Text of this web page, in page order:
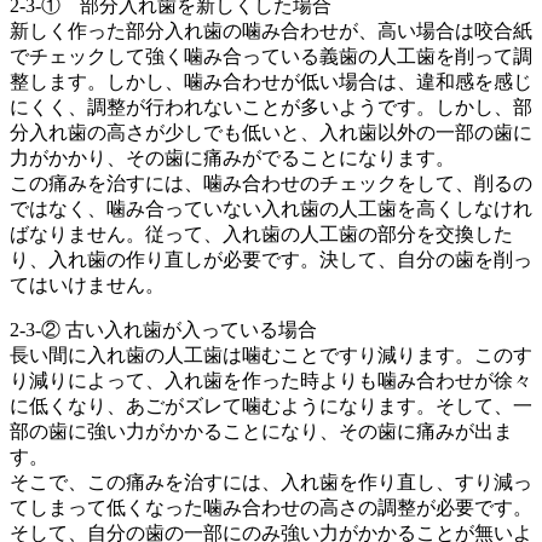
2-3-① 部分入れ歯を新しくした場合
新しく作った部分入れ歯の噛み合わせが、高い場合は咬合紙
でチェックして強く噛み合っている義歯の人工歯を削って調
整します。しかし、噛み合わせが低い場合は、違和感を感じ
にくく、調整が行われないことが多いようです。しかし、部
分入れ歯の高さが少しでも低いと、入れ歯以外の一部の歯に
力がかかり、その歯に痛みがでることになります。
この痛みを治すには、噛み合わせのチェックをして、削るの
ではなく、噛み合っていない入れ歯の人工歯を高くしなけれ
ばなりません。従って、入れ歯の人工歯の部分を交換した
り、入れ歯の作り直しが必要です。決して、自分の歯を削っ
てはいけません。
2-3-② 古い入れ歯が入っている場合
長い間に入れ歯の人工歯は噛むことですり減ります。このす
り減りによって、入れ歯を作った時よりも噛み合わせが徐々
に低くなり、あごがズレて噛むようになります。そして、一
部の歯に強い力がかかることになり、その歯に痛みが出ま
す。
そこで、この痛みを治すには、入れ歯を作り直し、すり減っ
てしまって低くなった噛み合わせの高さの調整が必要です。
そして、自分の歯の一部にのみ強い力がかかることが無いよ